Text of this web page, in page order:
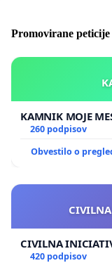
Promovirane
KAMNIK
260 podpisov
Obvestilo o
CIVILNA
420 podpisov